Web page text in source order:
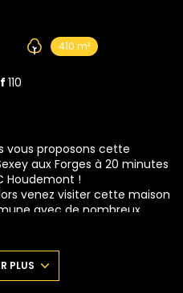
410 m²
110
vous proposons cette
aux Forges à 20 minutes
Houdemont !
venez visiter cette maison
avec de nombreux
bref, un petit village
Juger par vous même.
l'entrée où Juste en face de
PLUS